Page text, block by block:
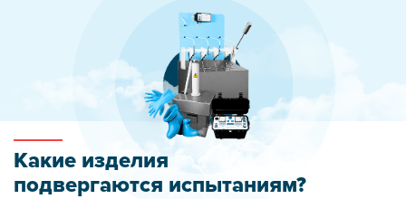
Какие изделия
подвергаются испытаниям?